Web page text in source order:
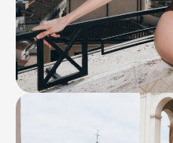
Детям
О торговом центре
Title